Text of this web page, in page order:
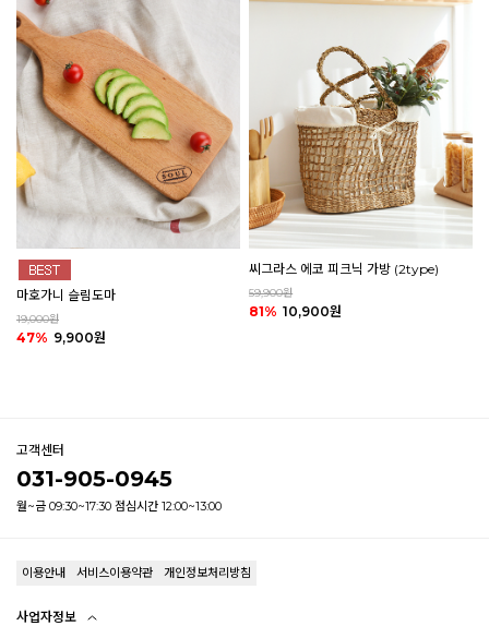
마호가니 슬림도마
19,000원
47% 9,900원
씨그라스 에코 피크닉 가방 (2type)
59,900원
81% 10,900원
고객센터
031-905-0945
월~금 09:30~17:30 점심시간 12:00~13:00
이용안내 서비스이용약관 개인정보처리방침
사업자정보